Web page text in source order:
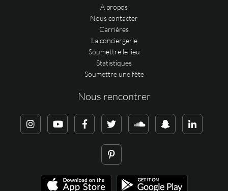
A propos
Nous contacter
Carrières
La conciergerie
Soumettre le lieu
Statistiques
Soumettre une fête
Nous rencontrer